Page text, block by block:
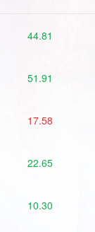
44.81
51.91
17.58
22.65
10.30